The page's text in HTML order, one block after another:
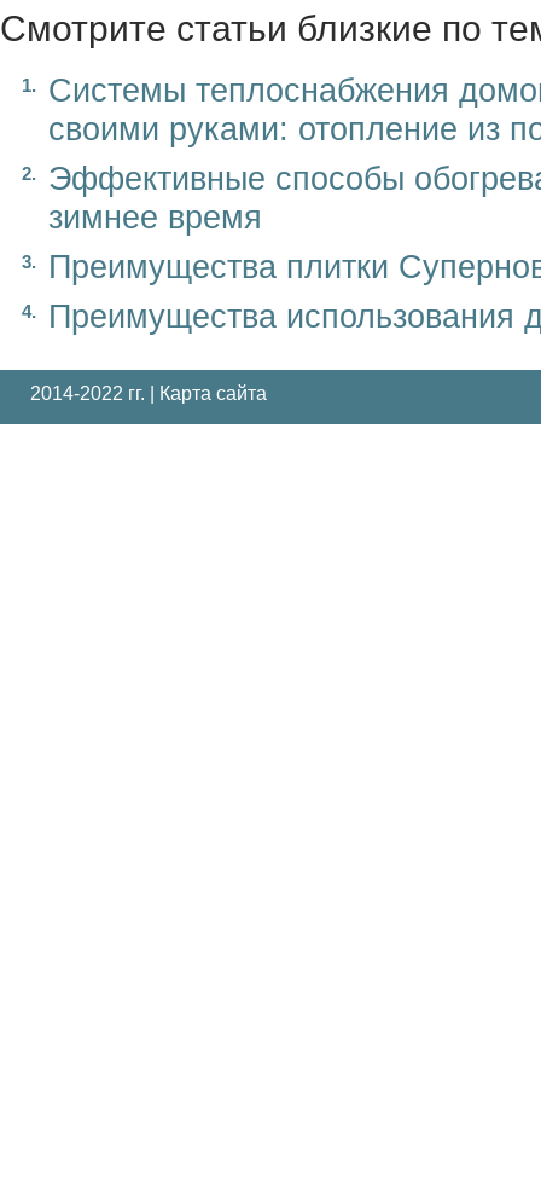
Смотрите статьи близкие по
Системы теплоснабжения
своими руками: отопление из
Эффективные способы
зимнее время
Преимущества плитки
Преимущества использования
2014-2022 гг. | Карта сайта